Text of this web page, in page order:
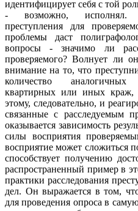
идентифицирует себя с той
- возможно, исполнял.
преступления для
проблемы даст
вопросы - значимо ли
проверяемого? Волнует ли
внимание на то, что
количество
квартирных или иных
этому, следовательно, и
связанные с расследуемым
оказывается зависимость
силы восприятия
восприятие может сложиться
способствует получению
распространенный пример в
практики расследования
дел. Он выражается в том,
для проведения опроса в